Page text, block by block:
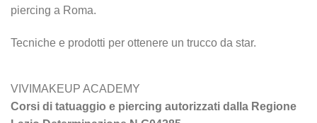
piercing a Roma.
Tecniche e prodotti per ottenere un trucco da star.
VIVIMAKEUP ACADEMY
Corsi di tatuaggio e piercing autorizzati dalla Regione